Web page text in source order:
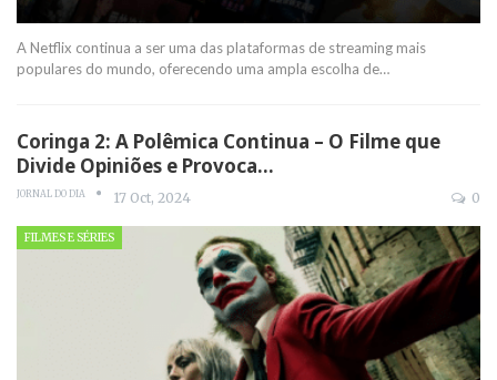
A Netflix continua a ser uma das plataformas de streaming mais
populares do mundo, oferecendo uma ampla escolha de…
Coringa 2: A Polêmica Continua – O Filme que
Divide Opiniões e Provoca…
JORNAL DO DIA 17 Oct, 2024 0
FILMES E SÉRIES